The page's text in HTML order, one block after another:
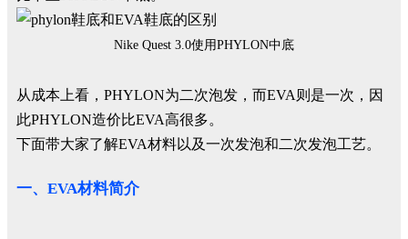
Nike Quest 3.0使用PHYLON中底
从成本上看，PHYLON为二次泡发，而EVA则是一次，因
此PHYLON造价比EVA高很多。
下面带大家了解EVA材料以及一次发泡和二次发泡工艺。
一、EVA材料简介